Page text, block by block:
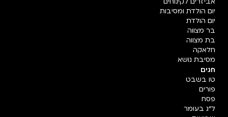
יום הולדת ומסיבות
יום הולדת
בר מצווה
בת מצווה
חלאקה
מסיבת נושא
חגים
טו בשבט
פורים
פסח
ל"ג בעומר